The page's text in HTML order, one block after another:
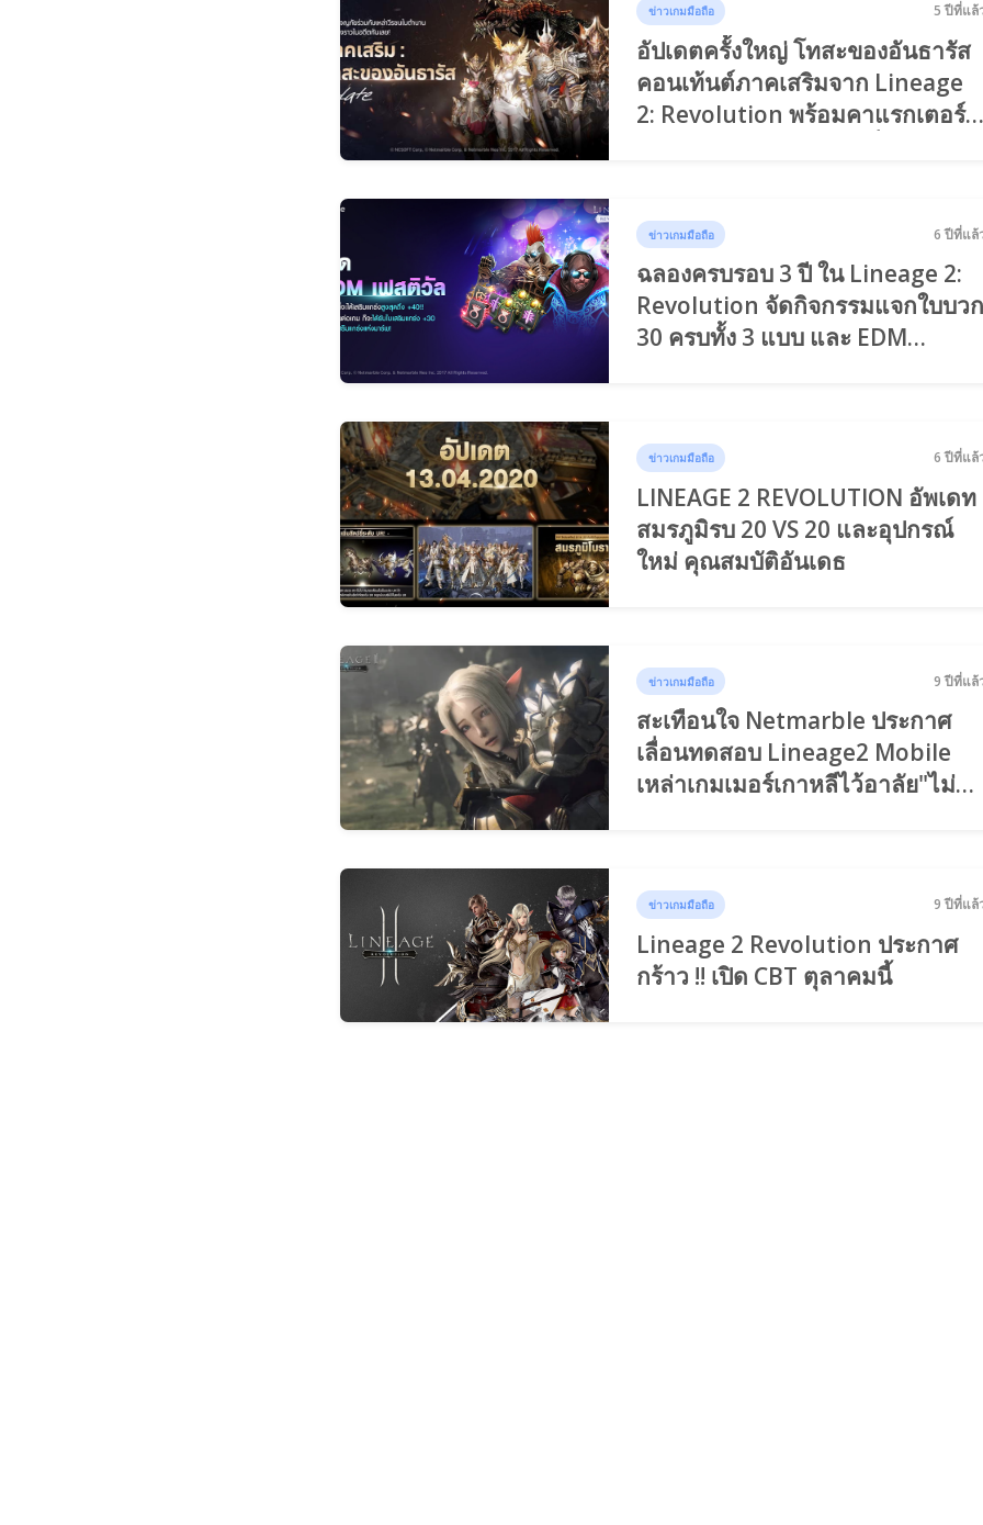
ข่าวเกมมือถือ 5 ปีที่แล้
อัปเดตครั้งใหญ่ โทสะของอันธารัส
คอนเท้นต์ภาคเสริมจาก Lineage
2: Revolution พร้อมคาแรกเตอร์
ข่าวเกมมือถือ 6 ปีที่แล้
ฉลองครบรอบ 3 ปี ใน Lineage 2:
Revolution จัดกิจกรรมแจกใบบว
30 ครบทั้ง 3 แบบ และ EDM
ข่าวเกมมือถือ 6 ปีที่แล้
LINEAGE 2 REVOLUTION อัพเดท
สมรภูมิรบ 20 VS 20 และอุปกรณ์
ใหม่ คุณสมบัติอันเดธ
ข่าวเกมมือถือ 9 ปีที่แล้
สะเทือนใจ Netmarble ประกาศ
เลื่อนทดสอบ Lineage2 Mobile
เหล่าเกมเมอร์เกาหลีไว้อาลัย"ไม่
ข่าวเกมมือถือ 9 ปีที่แล้
Lineage 2 Revolution ประกาศ
กร้าว !! เปิด CBT ตุลาคมนี้